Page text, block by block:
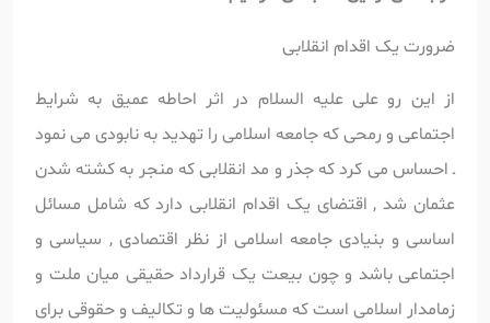
ضرورت یک اقدام انقلابی
از این رو علی علیه السلام در اثر احاطه عمیق به شرایط
اجتماعی و رمحی که جامعه اسلامی را تهدید به نابودی می نمود
ـ احساس می کرد که جذر و مد انقلابی که منجر به کشته شدن
عثمان شد , اقتضای یک اقدام انقلابی دارد که شامل مسائل
اساسی و بنیادی جامعه اسلامی از نظر اقتصادی , سیاسی و
اجتماعی باشد و چون بیعت یک قرارداد حقیقی میان ملت و
زمامدار اسلامی است که مسئولیت ها و تکالیف و حقوقی برای